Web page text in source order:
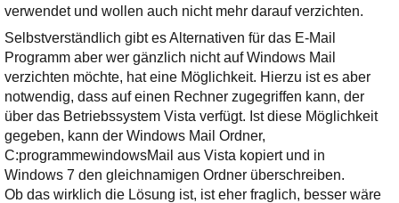
verwendet und wollen auch nicht mehr darauf verzichten.
Selbstverständlich gibt es Alternativen für das E-Mail
Programm aber wer gänzlich nicht auf Windows Mail
verzichten möchte, hat eine Möglichkeit. Hierzu ist es aber
notwendig, dass auf einen Rechner zugegriffen kann, der
über das Betriebssystem Vista verfügt. Ist diese Möglichkeit
gegeben, kann der Windows Mail Ordner,
C:programmewindowsMail aus Vista kopiert und in
Windows 7 den gleichnamigen Ordner überschreiben.
Ob das wirklich die Lösung ist, ist eher fraglich, besser wäre
Ihre E-Mail
Adresse:
E-Mail
E-Mail bestätigen